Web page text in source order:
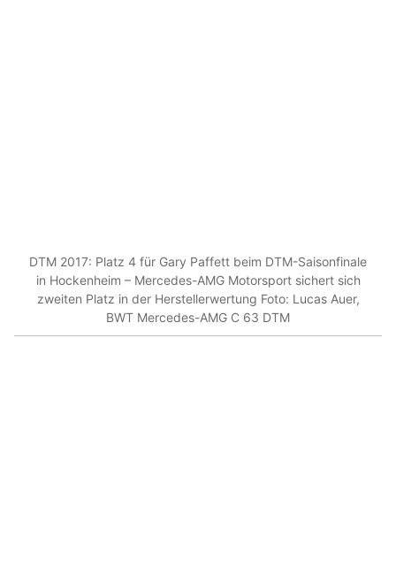
DTM 2017: Platz 4 für Gary Paffett beim DTM-Saisonfinale
in Hockenheim – Mercedes-AMG Motorsport sichert sich
zweiten Platz in der Herstellerwertung Foto: Lucas Auer,
BWT Mercedes-AMG C 63 DTM